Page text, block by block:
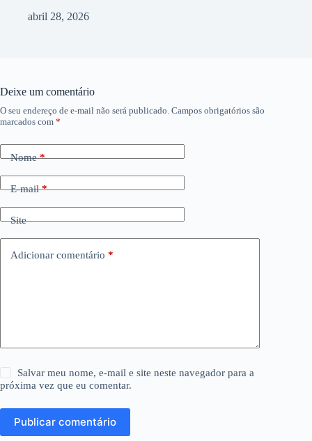
abril 28, 2026
Deixe um comentário
O seu endereço de e-mail não será publicado. Campos obrigatórios são
marcados com *
Nome*
E-mail*
Site
Adicionar comentário *
Salvar meu nome, e-mail e site neste navegador para a
próxima vez que eu comentar.
Publicar comentário